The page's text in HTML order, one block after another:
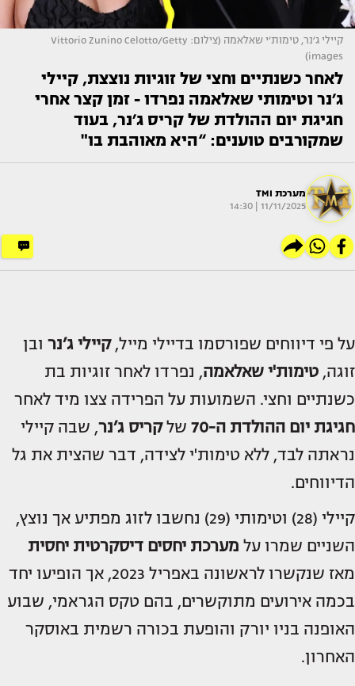
קיילי ג׳נר, טימות׳י שאלאמה (צילום: Vittorio Zunino Celotto/Getty
images)
לאחר כשנתיים וחצי של זוגיות נוצצת, קיילי
ג׳נר וטימותי שאלאמה נפרדו - זמן קצר אחרי
חגיגת יום ההולדת של קריס ג׳נר, בעוד
שמקורבים טוענים: “היא מאוהבת בו"
מערכת TMI
11/11/2025 | 14:30
על פי דיווחים שפורסמו בדיילי מייל,קיילי ג’נר ובן
זוגה, טימות'י שאלאמה, נפרדו לאחר זוגיות בת
כשנתיים וחצי. השמועות על הפרידה צצו מיד לאחר
חגיגת יום ההולדת ה-70
שלקריס ג’נר, שבה קיילי
נראתה לבד, ללא טימות'י לצידה, דבר שהצית את גל
הדיווחים.
קיילי (28) וטימותי (29) נחשבו לזוג מפתיע אך נוצץ,
השניים שמרו על מערכת יחסים דיסקרטית יחסית
מאז שנקשרו לראשונה באפריל 2023, אך הופיעו יחד
בכמה אירועים מתוקשרים, בהם טקס הגראמי, שבוע
האופנה בניו יורק והופעת בכורה רשמית באוסקר
האחרון.